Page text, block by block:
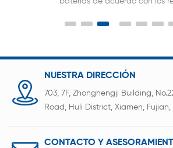
NUESTRA DIRECCIÓN
703, 7F, Zhonghengji Building,
Road, Huli District, Xiamen, Fujian,
CONTACTO Y